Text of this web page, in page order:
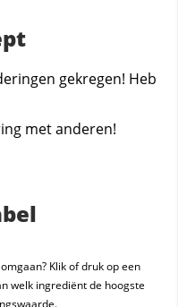
gekregen! Heb
met anderen!
Klik of druk op een
welk ingrediënt de hoogste